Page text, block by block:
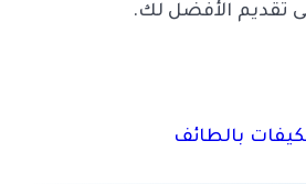
تقديم الأفضل لك.
بالطائف